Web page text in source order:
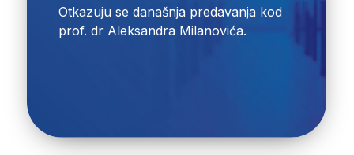
Otkazuju se današnja predavanja kod
prof. dr Aleksandra Milanovića.